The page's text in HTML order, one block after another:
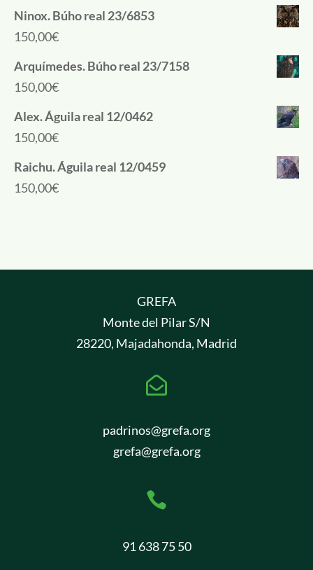
Ninox. Búho real 23/6853
150,00€
Arquímedes. Búho real 23/7158
150,00€
Alex. Águila real 12/0462
150,00€
Raichu. Águila real 12/0459
150,00€
GREFA
Monte del Pilar S/N
28220, Majadahonda, Madrid

padrinos@grefa.org
grefa@grefa.org

91 638 75 50